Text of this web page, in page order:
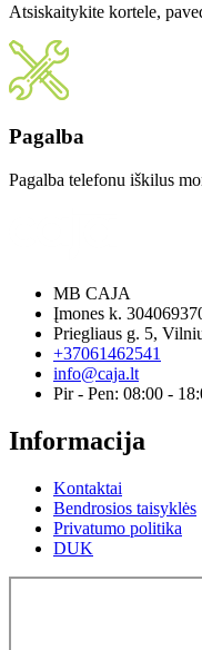
Atsiskaitykite kortele,
Pagalba
Pagalba telefonu iškilus
MB CAJA
Įmones k.
Priegliaus g. 5,
+37061462541
info@caja.lt
Pir - Pen: 08:00 -
Informacija
Kontaktai
Bendrosios taisyklės
Privatumo politika
DUK